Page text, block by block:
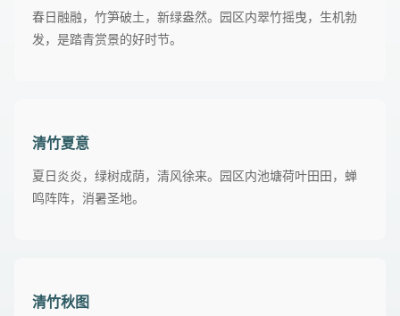
春日融融，竹笋破土，新绿盎然。园区内翠竹摇曳，生机勃
发，是踏青赏景的好时节。
清竹夏意
夏日炎炎，绿树成荫，清风徐来。园区内池塘荷叶田田，蝉
鸣阵阵，消暑圣地。
清竹秋图